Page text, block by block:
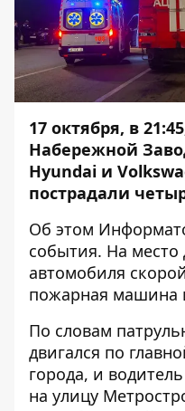
17 октября, в
Набережной
Hyundai и
пострадали
Об этом
события. На
автомобиля
пожарная машина
По словам
двигался по
города, и
на улицу